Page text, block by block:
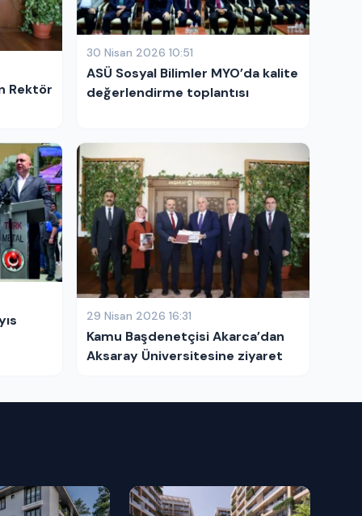
30 Nisan 2026 10:51
ASÜ Sosyal Bilimler MYO’da kalite
değerlendirme toplantısı
29 Nisan 2026 16:31
Kamu Başdenetçisi Akarca’dan
Aksaray Üniversitesine ziyaret